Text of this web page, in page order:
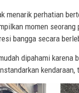
menarik perhatian
momen
bangga secara
dipahami karena